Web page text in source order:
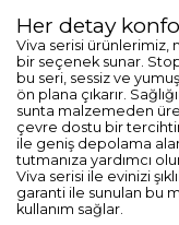
Her detay
Viva serisi ürünlerimiz,
bir seçenek sunar.
bu seri, sessiz ve
ön plana çıkarır.
sunta malzemeden
çevre dostu bir tercihtir.
ile geniş depolama
tutmanıza yardımcı
Viva serisi ile evinizi
garanti ile sunulan bu
kullanım sağlar.